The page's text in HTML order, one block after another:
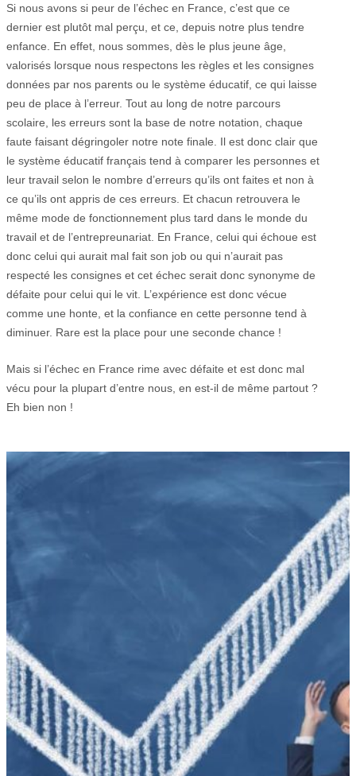
Si nous avons si peur de l’échec en France, c’est que ce
dernier est plutôt mal perçu, et ce, depuis notre plus tendre
enfance. En effet, nous sommes, dès le plus jeune âge,
valorisés lorsque nous respectons les règles et les consignes
données par nos parents ou le système éducatif, ce qui laisse
peu de place à l’erreur. Tout au long de notre parcours
scolaire, les erreurs sont la base de notre notation, chaque
faute faisant dégringoler notre note finale. Il est donc clair que
le système éducatif français tend à comparer les personnes et
leur travail selon le nombre d’erreurs qu’ils ont faites et non à
ce qu’ils ont appris de ces erreurs. Et chacun retrouvera le
même mode de fonctionnement plus tard dans le monde du
travail et de l’entrepreunariat. En France, celui qui échoue est
donc celui qui aurait mal fait son job ou qui n’aurait pas
respecté les consignes et cet échec serait donc synonyme de
défaite pour celui qui le vit. L’expérience est donc vécue
comme une honte, et la confiance en cette personne tend à
diminuer. Rare est la place pour une seconde chance !
Mais si l’échec en France rime avec défaite et est donc mal
vécu pour la plupart d’entre nous, en est-il de même partout ?
Eh bien non !